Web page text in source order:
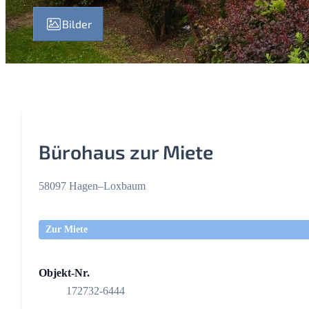
Bilder
Bürohaus zur Miete
58097 Hagen–Loxbaum
Zur Miete
Objekt-Nr.
172732-6444